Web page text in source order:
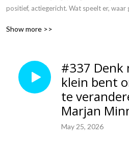
positief, actiegericht. Wat speelt er,
Luister via je favoriete podcastapp,
www.professionalvanuitjehart.nl/podcast
Wil je méér Professional vanuit je
training doen, het boek lezen, lid worden
Show more >>
#337 Denk
klein bent
te
Marjan
May 25, 2026